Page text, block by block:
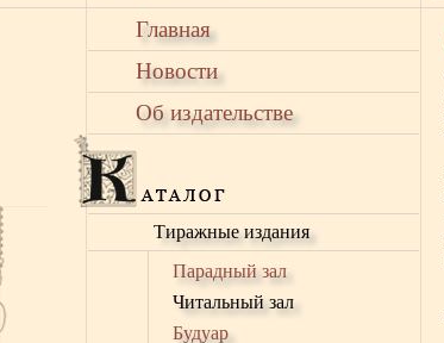
Главная
Новости
Об издательстве
Тиражные издания
Парадный зал
Читальный зал
Будуар